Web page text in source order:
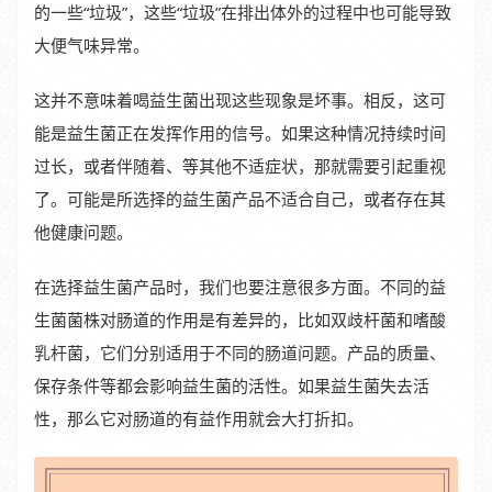
的一些“垃圾”，这些“垃圾”在排出体外的过程中也可能导致
大便气味异常。
这并不意味着喝益生菌出现这些现象是坏事。相反，这可
能是益生菌正在发挥作用的信号。如果这种情况持续时间
过长，或者伴随着、等其他不适症状，那就需要引起重视
了。可能是所选择的益生菌产品不适合自己，或者存在其
他健康问题。
在选择益生菌产品时，我们也要注意很多方面。不同的益
生菌菌株对肠道的作用是有差异的，比如双歧杆菌和嗜酸
乳杆菌，它们分别适用于不同的肠道问题。产品的质量、
保存条件等都会影响益生菌的活性。如果益生菌失去活
性，那么它对肠道的有益作用就会大打折扣。